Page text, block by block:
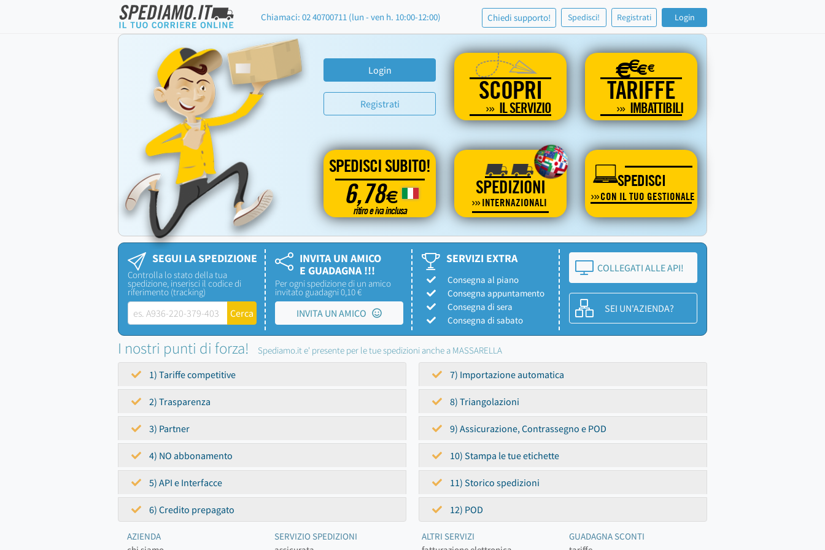
Chiamaci: 02 40700711 (lun - ven h. 10:00-12:00) Chiedi supporto! Spedisci! Registrati Login
Login
Registrati SCOPRI
IL SERVIZIO
€€€€
TARIFFE
IMBATTIBILI
SPEDISCI SUBITO!
6,78€
ritiro e iva inclusa
SPEDIZIONI
INTERNAZIONALI
SPEDISCI
CON IL TUO GESTIONALE
SEGUI LA SPEDIZIONE
Controlla lo stato della tua
spedizione, inserisci il codice di
riferimento (tracking)
INVITA UN AMICO
E GUADAGNA !!!
Per ogni spedizione di un amico
invitato guadagni 0,10 €
INVITA UN AMICO
SERVIZI EXTRA
Consegna al piano
Consegna appuntamento
Consegna di sera
Consegna di sabato
COLLEGATI ALLE API!
SEI UN'AZIENDA?
I nostri punti di forza! Spediamo.it e' presente per le tue spedizioni anche a MASSARELLA
1) Tariffe competitive
2) Trasparenza
3) Partner
4) NO abbonamento
5) API e Interfacce
6) Credito prepagato
7) Importazione automatica
8) Triangolazioni
9) Assicurazione, Contrassegno e POD
10) Stampa le tue etichette
11) Storico spedizioni
12) POD
AZIENDA
SERVIZIO SPEDIZIONI
ALTRI SERVIZI
GUADAGNA SCONTI